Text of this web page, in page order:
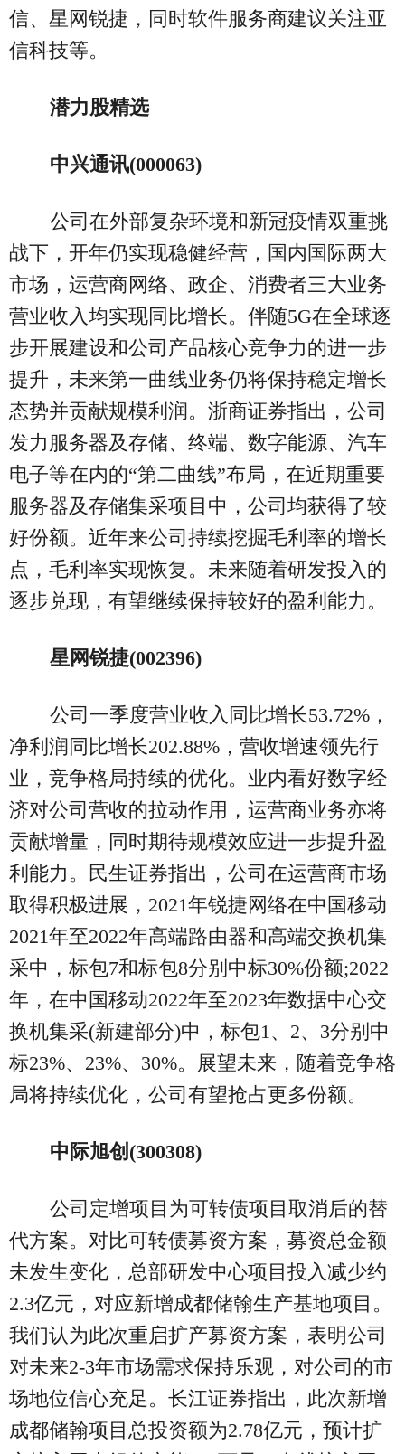
信、星网锐捷，同时软件服务商建议关注亚
信科技等。
潜力股精选
中兴通讯(000063)
公司在外部复杂环境和新冠疫情双重挑
战下，开年仍实现稳健经营，国内国际两大
市场，运营商网络、政企、消费者三大业务
营业收入均实现同比增长。伴随5G在全球逐
步开展建设和公司产品核心竞争力的进一步
提升，未来第一曲线业务仍将保持稳定增长
态势并贡献规模利润。浙商证券指出，公司
发力服务器及存储、终端、数字能源、汽车
电子等在内的“第二曲线”布局，在近期重要
服务器及存储集采项目中，公司均获得了较
好份额。近年来公司持续挖掘毛利率的增长
点，毛利率实现恢复。未来随着研发投入的
逐步兑现，有望继续保持较好的盈利能力。
星网锐捷(002396)
公司一季度营业收入同比增长53.72%，
净利润同比增长202.88%，营收增速领先行
业，竞争格局持续的优化。业内看好数字经
济对公司营收的拉动作用，运营商业务亦将
贡献增量，同时期待规模效应进一步提升盈
利能力。民生证券指出，公司在运营商市场
取得积极进展，2021年锐捷网络在中国移动
2021年至2022年高端路由器和高端交换机集
采中，标包7和标包8分别中标30%份额;2022
年，在中国移动2022年至2023年数据中心交
换机集采(新建部分)中，标包1、2、3分别中
标23%、23%、30%。展望未来，随着竞争格
局将持续优化，公司有望抢占更多份额。
中际旭创(300308)
公司定增项目为可转债项目取消后的替
代方案。对比可转债募资方案，募资总金额
未发生变化，总部研发中心项目投入减少约
2.3亿元，对应新增成都储翰生产基地项目。
我们认为此次重启扩产募资方案，表明公司
对未来2-3年市场需求保持乐观，对公司的市
场地位信心充足。长江证券指出，此次新增
成都储翰项目总投资额为2.78亿元，预计扩